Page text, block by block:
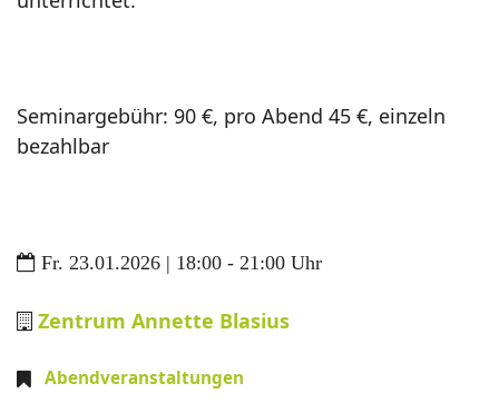
Seminargebühr: 90 €, pro Abend 45 €, einzeln
bezahlbar
Fr. 23.01.2026 | 18:00 - 21:00 Uhr
Zentrum Annette Blasius
Abendveranstaltungen